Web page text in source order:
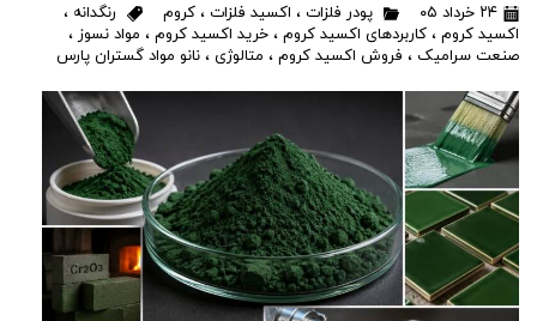
۲۴ خرداد ۰۵ پودر فلزات ، اکسید فلزات ، کروم رنگدانه ،
اکسید کروم ، کاربردهای اکسید کروم ، خرید اکسید کروم ، مواد نسوز ،
صنعت سرامیک ، فروش اکسید کروم ، متالوژی ، نانو مواد گستران پارس